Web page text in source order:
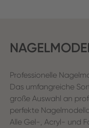
Professionelle
Das umfangreiche
große Auswahl an
perfekte
Alle Gel-, Acryl- und